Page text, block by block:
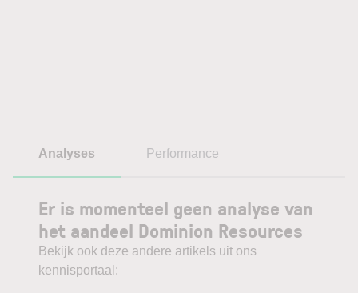
Analyses Performance
Er is momenteel geen analyse van
het aandeel Dominion Resources
Bekijk ook deze andere artikels uit ons
kennisportaal: